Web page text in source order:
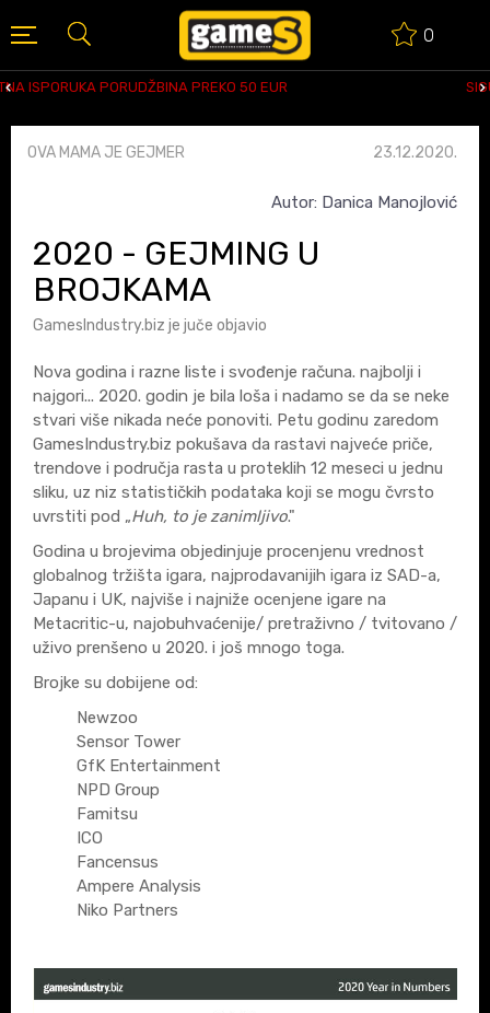
0
SIGURNO PLAĆANJE PLATNIM KARTICAMA
OVA MAMA JE GEJMER 23.12.2020.
Autor: Danica Manojlović
2020 - GEJMING U
BROJKAMA
GamesIndustry.biz je juče objavio
Nova godina i razne liste i svođenje računa. najbolji i
najgori... 2020. godin je bila loša i nadamo se da se neke
stvari više nikada neće ponoviti. Petu godinu zaredom
GamesIndustry.biz pokušava da rastavi najveće priče,
trendove i područja rasta u proteklih 12 meseci u jednu
sliku, uz niz statističkih podataka koji se mogu čvrsto
uvrstiti pod „Huh, to je zanimljivo."
Godina u brojevima objedinjuje procenjenu vrednost
globalnog tržišta igara, najprodavanijih igara iz SAD-a,
Japanu i UK, najviše i najniže ocenjene igare na
Metacritic-u, najobuhvaćenije/ pretraživno / tvitovano /
uživo prenšeno u 2020. i još mnogo toga.
Brojke su dobijene od:
Newzoo
Sensor Tower
GfK Entertainment
NPD Group
Famitsu
ICO
Fancensus
Ampere Analysis
Niko Partners